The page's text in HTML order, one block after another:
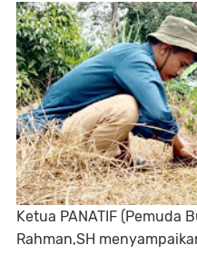
Ketua PANATIF (Pemuda
Rahman,SH